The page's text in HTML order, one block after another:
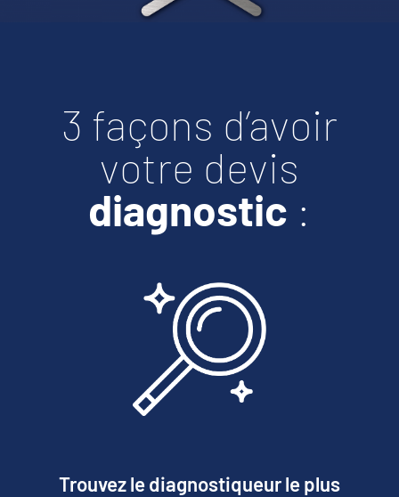
3 façons d’avoir
votre devis
diagnostic :
Trouvez le diagnostiqueur le plus